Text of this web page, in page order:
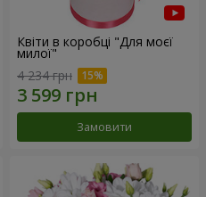
Квіти в коробці "Для моєї
милої"
4 234 грн
Замовити